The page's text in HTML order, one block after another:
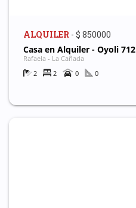
ALQUILER - $ 850000
Casa en Alquiler - Oyoli 712
Rafaela - La Cañada
2
2 0 0